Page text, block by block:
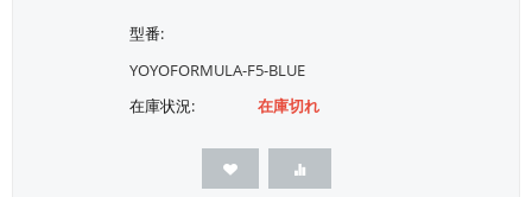
型番:
YOYOFORMULA-F5-BLUE
在庫状況:
在庫切れ